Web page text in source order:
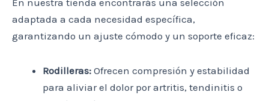
adaptada a cada necesidad específica,
garantizando un ajuste cómodo y un soporte eficaz:
Rodilleras: Ofrecen compresión y estabilidad
para aliviar el dolor por artritis, tendinitis o